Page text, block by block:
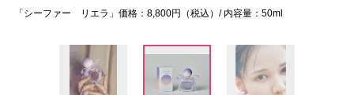
「シーファー リエラ」価格：8,800円（税込）/ 内容量：50ml